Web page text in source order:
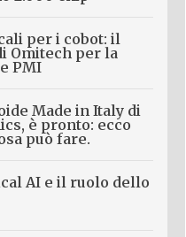
per i cobot: il
Omitech per la
PMI
Made in Italy di
è pronto: ecco
può fare.
AI e il ruolo dello